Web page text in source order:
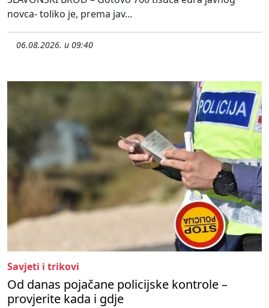
novca- toliko je, prema jav...
06.08.2026. u 09:40
Savjeti i trikovi
Od danas pojačane policijske kontrole –
provjerite kada i gdje